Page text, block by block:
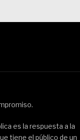
es la respuesta a la
tiene el público de un